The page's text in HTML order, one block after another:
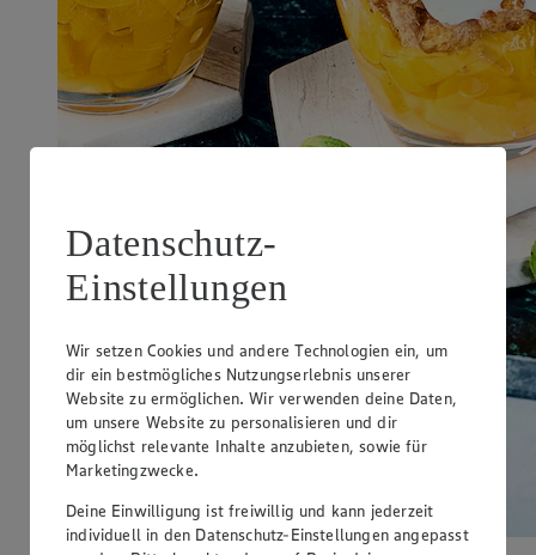
Datenschutz-
Einstellungen
Wir setzen Cookies und andere Technologien ein, um
dir ein bestmögliches Nutzungserlebnis unserer
Website zu ermöglichen. Wir verwenden deine Daten,
um unsere Website zu personalisieren und dir
möglichst relevante Inhalte anzubieten, sowie für
Marketingzwecke.
Deine Einwilligung ist freiwillig und kann jederzeit
individuell in den Datenschutz-Einstellungen angepasst